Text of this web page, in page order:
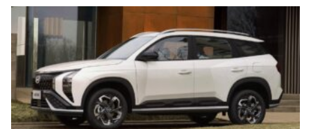
дилеров, так и под заказ, а цены на них на одном из
сайтов объявлений стартуют от 1 850 000 рублей…